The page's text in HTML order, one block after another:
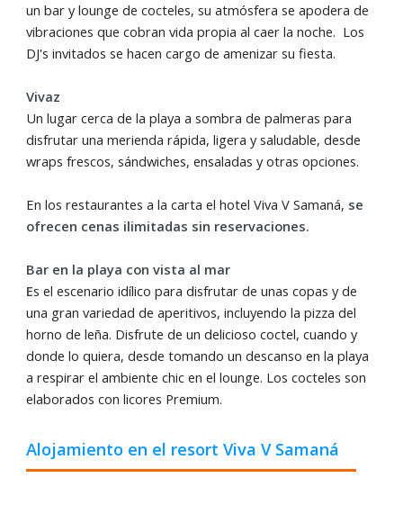
un bar y lounge de cocteles, su atmósfera se apodera de
vibraciones que cobran vida propia al caer la noche. Los
DJ's invitados se hacen cargo de amenizar su fiesta.
Vivaz
Un lugar cerca de la playa a sombra de palmeras para
disfrutar una merienda rápida, ligera y saludable, desde
wraps frescos, sándwiches, ensaladas y otras opciones.
En los restaurantes a la carta el hotel Viva V Samaná, se
ofrecen cenas ilimitadas sin reservaciones.
Bar en la playa con vista al mar
Es el escenario idílico para disfrutar de unas copas y de
una gran variedad de aperitivos, incluyendo la pizza del
horno de leña. Disfrute de un delicioso coctel, cuando y
donde lo quiera, desde tomando un descanso en la playa
a respirar el ambiente chic en el lounge. Los cocteles son
elaborados con licores Premium.
Alojamiento en el resort Viva V Samaná